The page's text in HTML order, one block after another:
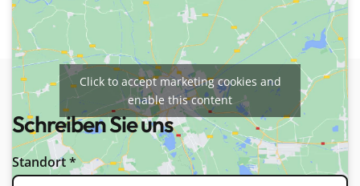
Click to accept marketing cookies and
enable this content
Schreiben Sie uns
Standort*